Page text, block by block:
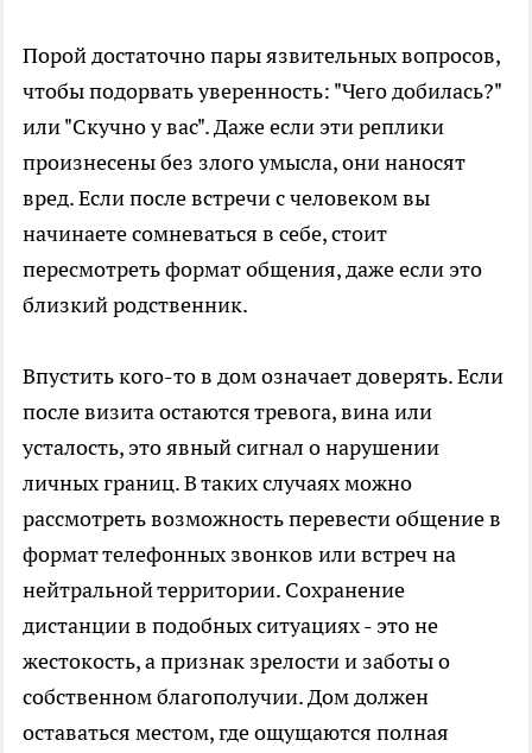
Порой достаточно пары язвительных вопросов,
чтобы подорвать уверенность: "Чего добилась?"
или "Скучно у вас". Даже если эти реплики
произнесены без злого умысла, они наносят
вред. Если после встречи с человеком вы
начинаете сомневаться в себе, стоит
пересмотреть формат общения, даже если это
близкий родственник.
Впустить кого-то в дом означает доверять. Если
после визита остаются тревога, вина или
усталость, это явный сигнал о нарушении
личных границ. В таких случаях можно
рассмотреть возможность перевести общение в
формат телефонных звонков или встреч на
нейтральной территории. Сохранение
дистанции в подобных ситуациях - это не
жестокость, а признак зрелости и заботы о
собственном благополучии. Дом должен
оставаться местом, где ощущаются полная